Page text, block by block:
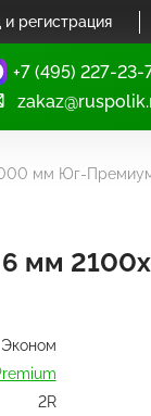
и регистрация
+7 (495) 227-23-
мм Юг-
6 мм
Эконом
2R